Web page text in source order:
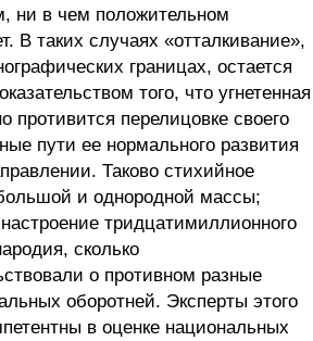
ни в чем положительном
В таких случаях «отталкивание»,
границах, остается
того, что угнетенная
противится перелицовке своего
пути ее нормального развития
Таково стихийное
и однородной массы;
тридцатимиллионного
сколько
о противном разные
оборотней. Эксперты этого
в оценке национальных